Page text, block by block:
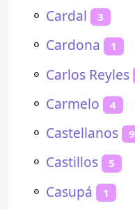
⚬ Cardal 3
⚬ Cardona 1
⚬ Carlos Reyles
⚬ Carmelo 4
⚬ Castellanos 9
⚬ Castillos 5
⚬ Casupá 1